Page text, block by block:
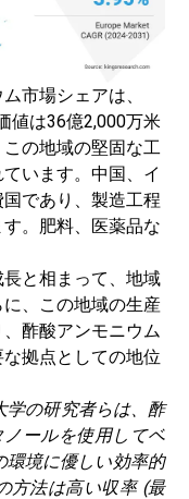
市場シェアは、
値は36億2,000万米
の地域の堅固な工
います。 中国、イ
であり、製造工程
。 肥料、医薬品な
と相まって、地域
、この地域の生産
酢酸アンモニウム
拠点としての地位
学の研究者らは、酢
ールを使用してベ
環境に優しい効率的
方法は高い収率 (最